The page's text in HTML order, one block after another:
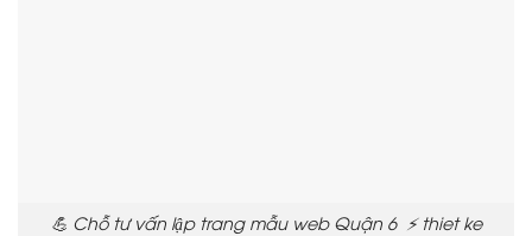
💪 Chỗ tư vấn lập trang mẫu web Quận 6 ⚡ thiet ke